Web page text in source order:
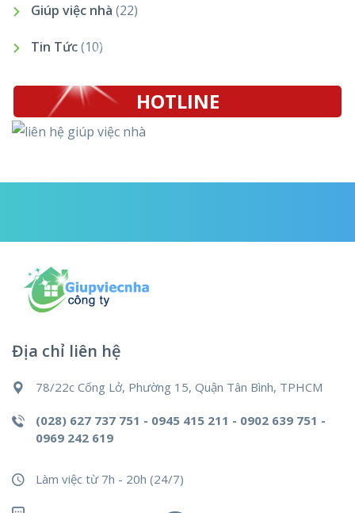
Giúp việc nhà (22)
Tin Tức(10)
HOTLINE
Địa chỉ liên hệ
78/22c Cống Lở, Phường 15, Quận Tân Bình, TPHCM
(028) 627 737 751 - 0945 415 211 - 0902 639 751 -
0969 242 619
Làm việc từ 7h - 20h (24/7)